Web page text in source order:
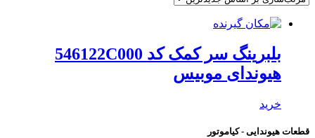
بلبرینگ سر کمک کد 546122C000
هیوندای موبیس
خرید
قطعات هیوندایی - کیاموتور